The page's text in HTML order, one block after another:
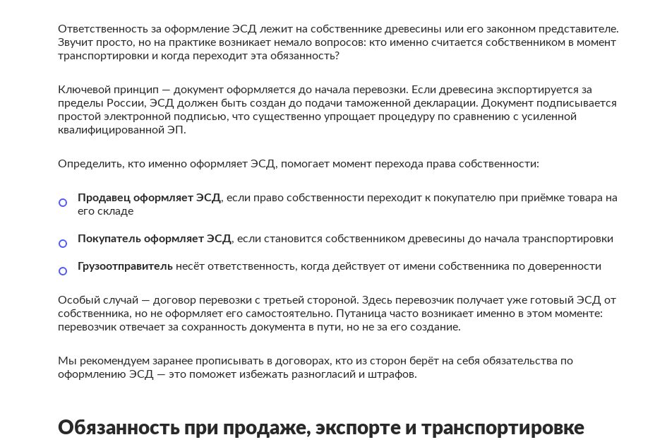
Ответственность за оформление ЭСД лежит на собственнике древесины или его законном представителе.
Звучит просто, но на практике возникает немало вопросов: кто именно считается собственником в момент
транспортировки и когда переходит эта обязанность?
Ключевой принцип — документ оформляется до начала перевозки. Если древесина экспортируется за
пределы России, ЭСД должен быть создан до подачи таможенной декларации. Документ подписывается
простой электронной подписью, что существенно упрощает процедуру по сравнению с усиленной
квалифицированной ЭП.
Определить, кто именно оформляет ЭСД, помогает момент перехода права собственности:
Продавец оформляет ЭСД, если право собственности переходит к покупателю при приёмке товара на
его складе
Покупатель оформляет ЭСД, если становится собственником древесины до начала транспортировки
Грузоотправитель несёт ответственность, когда действует от имени собственника по доверенности
Особый случай — договор перевозки с третьей стороной. Здесь перевозчик получает уже готовый ЭСД от
собственника, но не оформляет его самостоятельно. Путаница часто возникает именно в этом моменте:
перевозчик отвечает за сохранность документа в пути, но не за его создание.
Мы рекомендуем заранее прописывать в договорах, кто из сторон берёт на себя обязательства по
оформлению ЭСД — это поможет избежать разногласий и штрафов.
Обязанность при продаже, экспорте и транспортировке